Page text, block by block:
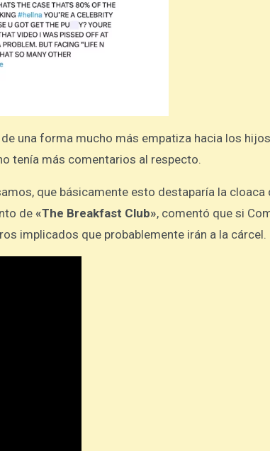
una forma mucho más empatiza hacia los hijos
tenía más comentarios al respecto.
que básicamente esto destaparía la cloaca
de «The Breakfast Club», comentó que si
implicados que probablemente irán a la cárcel.